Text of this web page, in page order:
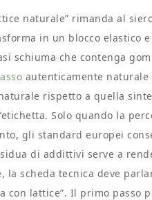
naturale” rimanda al
in un blocco elastico
schiuma che contenga
autenticamente
rispetto a quella
Solo quando la
gli standard europei
di addittivi serve a
la scheda tecnica deve
con lattice”. Il primo